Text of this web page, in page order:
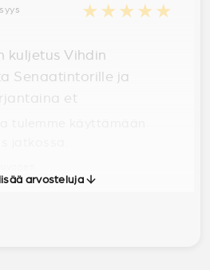
★★★★★
kuljetus Vihdin
Senaatintorille ja
et
arvosteluja